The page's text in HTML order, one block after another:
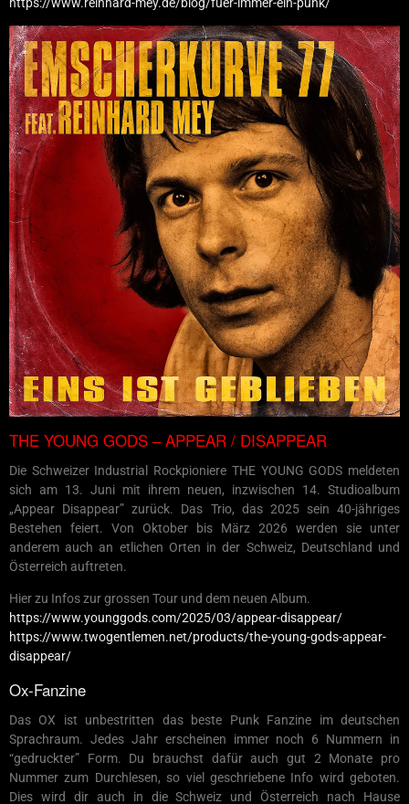
THE YOUNG GODS – APPEAR / DISAPPEAR
Die Schweizer Industrial Rockpioniere THE YOUNG GODS meldeten
sich am 13. Juni mit ihrem neuen, inzwischen 14. Studioalbum
„Appear Disappear” zurück. Das Trio, das 2025 sein 40-jähriges
Bestehen feiert. Von Oktober bis März 2026 werden sie unter
anderem auch an etlichen Orten in der Schweiz, Deutschland und
Österreich auftreten.
Hier zu Infos zur grossen Tour und dem neuen Album.
https://www.younggods.com/2025/03/appear-disappear/
https://www.twogentlemen.net/products/the-young-gods-appear-
disappear/
Ox-Fanzine
Das OX ist unbestritten das beste Punk Fanzine im deutschen
Sprachraum. Jedes Jahr erscheinen immer noch 6 Nummern in
“gedruckter” Form. Du brauchst dafür auch gut 2 Monate pro
Nummer zum Durchlesen, so viel geschriebene Info wird geboten.
Dies wird dir auch in die Schweiz und Österreich nach Hause